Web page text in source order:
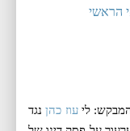
עוז כהןנגד